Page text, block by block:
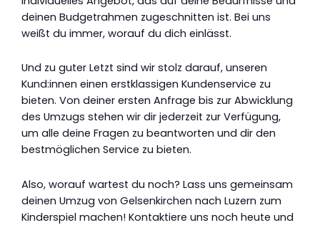
deinen Budgetrahmen zugeschnitten ist. Bei uns
weißt du immer, worauf du dich einlässt.
Und zu guter Letzt sind wir stolz darauf, unseren
Kund:innen einen erstklassigen Kundenservice zu
bieten. Von deiner ersten Anfrage bis zur Abwicklung
des Umzugs stehen wir dir jederzeit zur Verfügung,
um alle deine Fragen zu beantworten und dir den
bestmöglichen Service zu bieten.
Also, worauf wartest du noch? Lass uns gemeinsam
deinen Umzug von Gelsenkirchen nach Luzern zum
Kinderspiel machen! Kontaktiere uns noch heute und